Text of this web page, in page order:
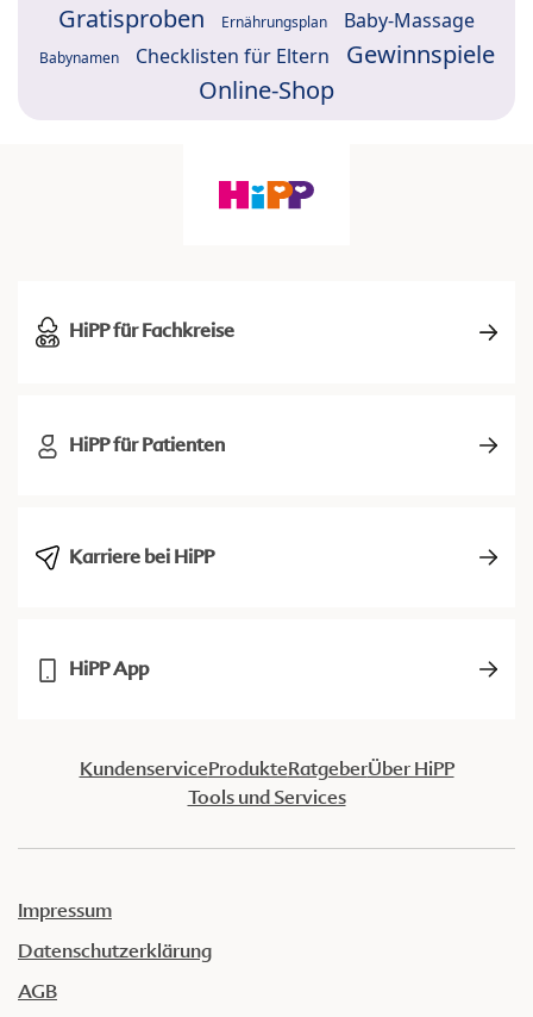
Gratisproben Ernährungsplan Baby-Massage
Babynamen Checklisten für Eltern
Gewinnspiele
Online-Shop
HiPP für Fachkreise
HiPP für Patienten
Karriere bei HiPP
HiPP App
KundenserviceProdukteRatgeberÜber HiPP
Tools und Services
Impressum
Datenschutzerklärung
AGB